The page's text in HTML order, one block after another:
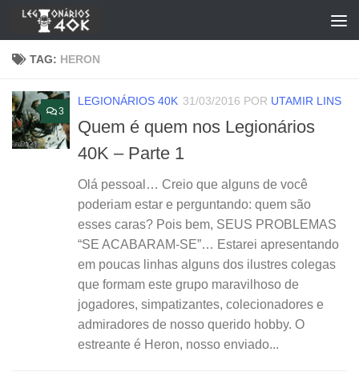
Skip to content
TAG: HERON
3
LEGIONÁRIOS 40K 31/03/2016 POR UTAMIR LINS
Quem é quem nos Legionários
40K – Parte 1
Olá pessoal… Creio que alguns de você
poderiam estar e perguntando: quem são
esses caras? Pois bem, SEUS PROBLEMAS
“SE ACABARAM-SE”… Estarei apresentando
em poucas linhas alguns dos ilustres colegas
que formam este grupo maravilhoso de
jogadores, simpatizantes, colecionadores e
admiradores de nosso querido hobby. O
estreante é Heron, nosso enviado...